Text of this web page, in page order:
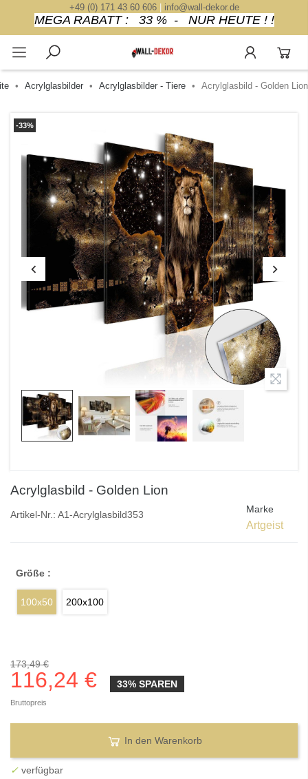
+49 (0) 171 43 60 606| info@wall-dekor.de
MEGA RABATT : 33 % - NUR HEUTE ! !
Acrylglasbilder Acrylglasbilder - Tiere Acrylglasbild - Golden Lion
-33%
Acrylglasbild - Golden Lion
Artikel-Nr.: A1-Acrylglasbild353 Marke
Artgeist
Größe :
100x50 200x100
173,49 €
116,24 € 33% SPAREN
Bruttopreis
In den Warenkorb
✓ verfügbar